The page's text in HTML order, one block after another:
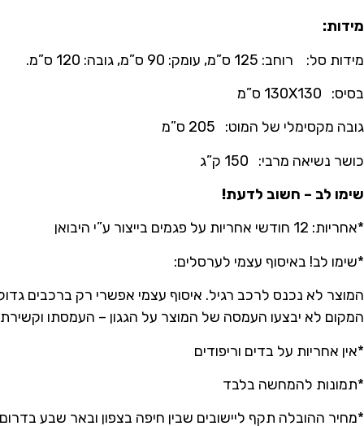
מידות:
מידות סל: רוחב: 125 ס”מ, עומק: 90 ס”מ, גובה: 120 ס”מ.
בסיס: 130X130 ס”מ
גובה מקסימלי של המוט: 205 ס”מ
כושר נשיאה מרבי: 150 ק”ג
שימו לב – חשוב לדעת!
*אחריות: 12 חודשי אחריות על פגמים בייצור ע”י היבואן
*שימו לב! באיסוף עצמי לערסלים:
המוצר לא נכנס לרכב רגיל. איסוף עצמי אפשרי רק ברכבים
המקום לא יבצעו העמסה של המוצר על הגגון – העמסתו
*אין אחריות על בדים וריפודים
*תמונות להמחשה בלבד
*מחיר ההובלה תקף ליישובים שבין חיפה בצפון ובאר שבע בדרום